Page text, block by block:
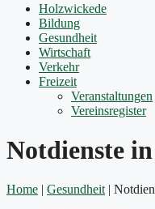
Holzwickede
Bildung
Gesundheit
Wirtschaft
Verkehr
Freizeit
Veranstaltungen
Vereinsregister
Notdienste
Home | Gesundheit |